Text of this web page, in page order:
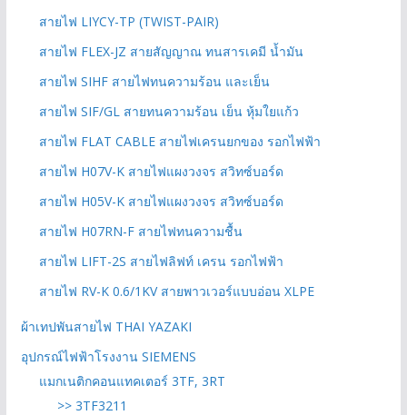
สายไฟ LIYCY-TP (TWIST-PAIR)
สายไฟ FLEX-JZ สายสัญญาณ ทนสารเคมี น้ำมัน
สายไฟ SIHF สายไฟทนความร้อน และเย็น
สายไฟ SIF/GL สายทนความร้อน เย็น หุ้มใยแก้ว
สายไฟ FLAT CABLE สายไฟเครนยกของ รอกไฟฟ้า
สายไฟ H07V-K สายไฟแผงวงจร สวิทซ์บอร์ด
สายไฟ H05V-K สายไฟแผงวงจร สวิทซ์บอร์ด
สายไฟ H07RN-F สายไฟทนความชื้น
สายไฟ LIFT-2S สายไฟลิฟท์ เครน รอกไฟฟ้า
สายไฟ RV-K 0.6/1KV สายพาวเวอร์แบบอ่อน XLPE
ผ้าเทปพันสายไฟ THAI YAZAKI
อุปกรณ์ไฟฟ้าโรงงาน SIEMENS
แมกเนติกคอนแทคเตอร์ 3TF, 3RT
>> 3TF3211